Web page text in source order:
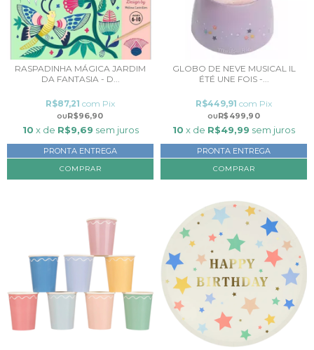
RASPADINHA MÁGICA JARDIM
DA FANTASIA - D...
R$96,90
R$87,21 com Pix
10 x de R$9,69 sem juros
PRONTA ENTREGA
GLOBO DE NEVE MUSICAL IL
ÉTÉ UNE FOIS -...
R$499,90
R$449,91 com Pix
10 x de R$49,99 sem juros
PRONTA ENTREGA